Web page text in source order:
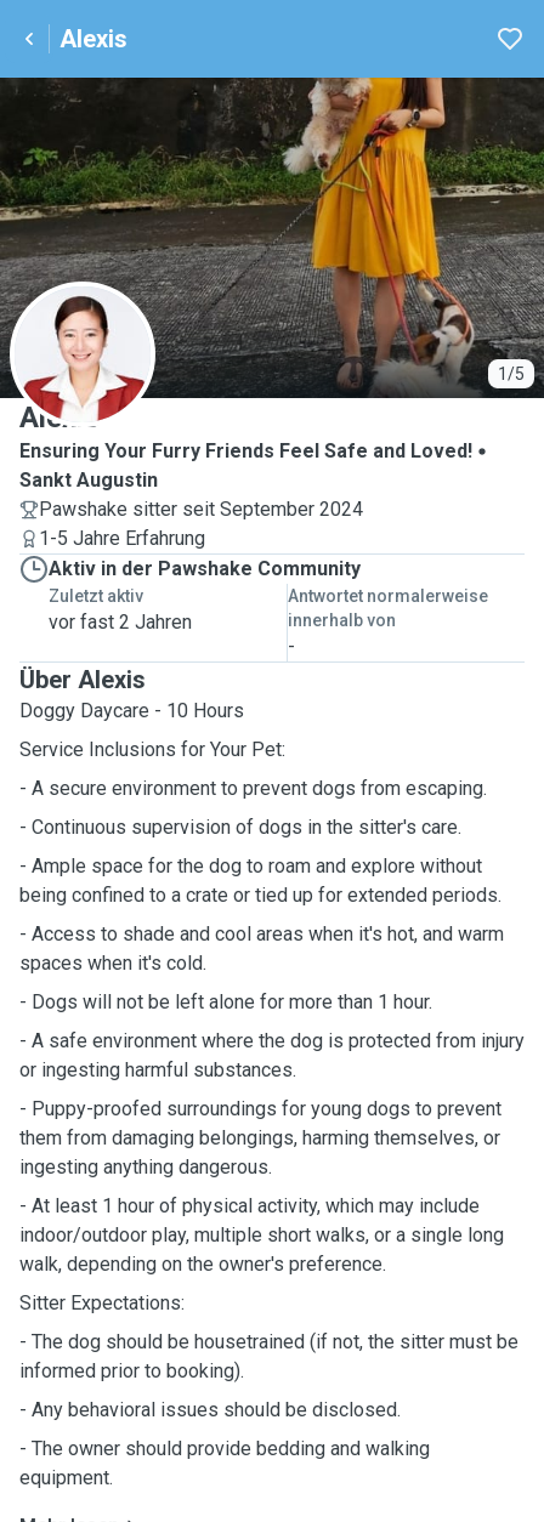
Alexis
1/5
A
Alexis
Ensuring Your Furry Friends Feel Safe and Loved!
Sankt Augustin
Pawshake sitter seit September 2024
1-5 Jahre Erfahrung
Aktiv in der Pawshake Community
Zuletzt aktiv
vor fast 2 Jahren
Antwortet normalerweise
innerhalb von
-
Über Alexis
Doggy Daycare - 10 Hours
Service Inclusions for Your Pet:
- A secure environment to prevent dogs from escaping.
- Continuous supervision of dogs in the sitter's care.
- Ample space for the dog to roam and explore without
being confined to a crate or tied up for extended periods.
- Access to shade and cool areas when it's hot, and warm
spaces when it's cold.
- Dogs will not be left alone for more than 1 hour.
- A safe environment where the dog is protected from injury
or ingesting harmful substances.
- Puppy-proofed surroundings for young dogs to prevent
them from damaging belongings, harming themselves, or
ingesting anything dangerous.
- At least 1 hour of physical activity, which may include
indoor/outdoor play, multiple short walks, or a single long
walk, depending on the owner's preference.
Sitter Expectations:
- The dog should be housetrained (if not, the sitter must be
informed prior to booking).
- Any behavioral issues should be disclosed.
- The owner should provide bedding and walking
equipment.